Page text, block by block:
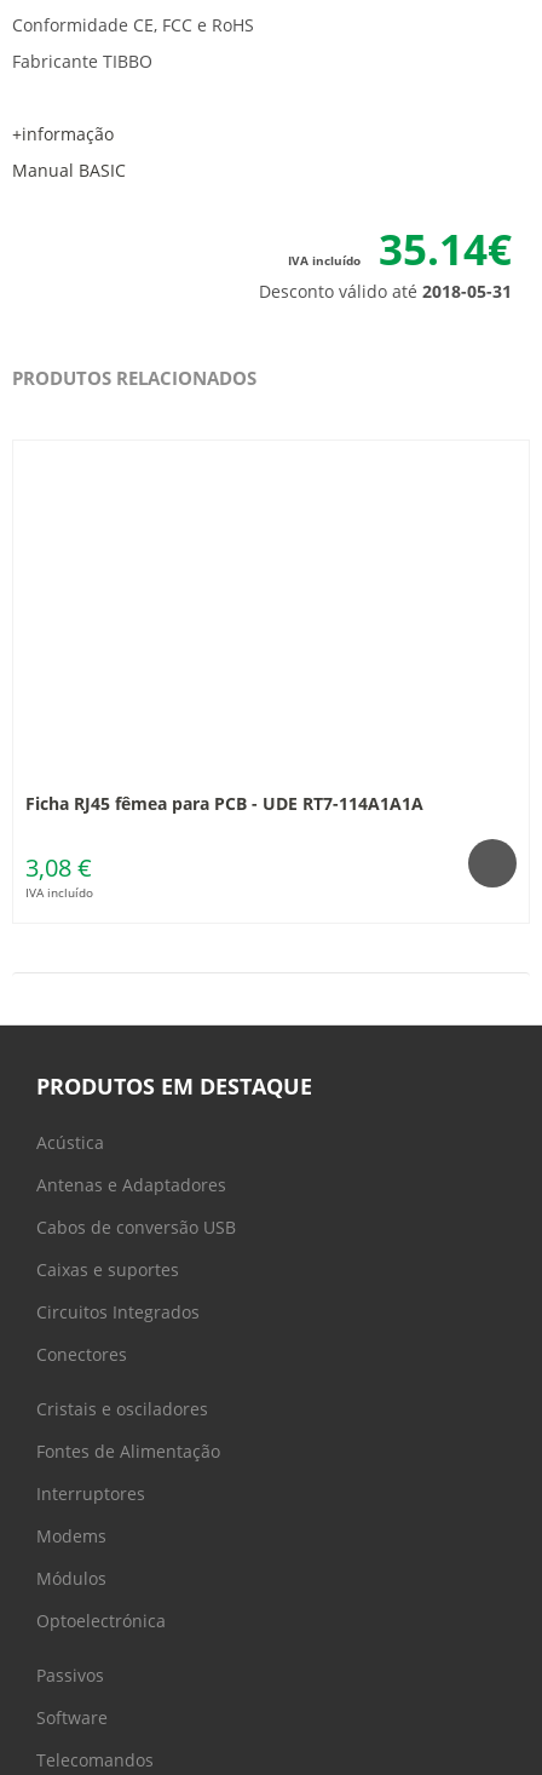
Conformidade CE, FCC e RoHS
Fabricante TIBBO
+informação
Manual BASIC
35.14€
IVA incluído
Desconto válido até 2018-05-31
PRODUTOS RELACIONADOS
Ficha RJ45 fêmea para PCB - UDE RT7-114A1A1A
3,08 €
IVA incluído
PRODUTOS EM DESTAQUE
Acústica
Antenas e Adaptadores
Cabos de conversão USB
Caixas e suportes
Circuitos Integrados
Conectores
Cristais e osciladores
Fontes de Alimentação
Interruptores
Modems
Módulos
Optoelectrónica
Passivos
Software
Telecomandos